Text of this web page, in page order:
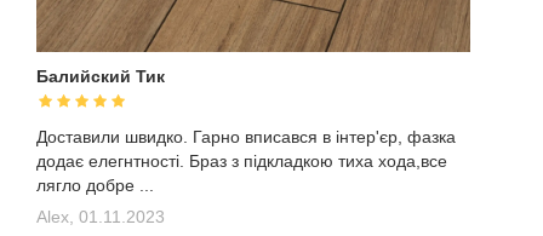
Балийский Тик
Доставили швидко. Гарно вписався в інтер'єр, фазка
додає елегнтності. Браз з підкладкою тиха хода,все
лягло добре ...
Alex, 01.11.2023